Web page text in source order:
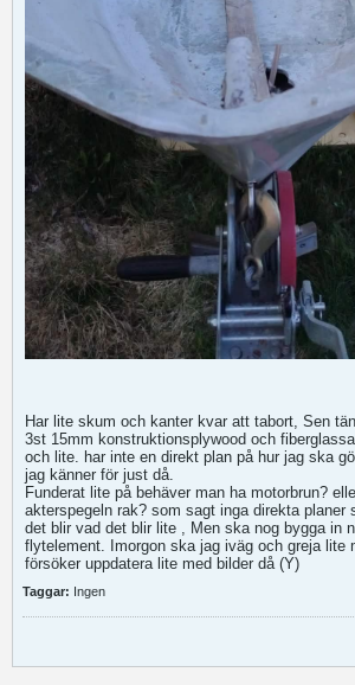
Har lite skum och kanter kvar att tabort, Sen
3st 15mm konstruktionsplywood och
och lite. har inte en direkt plan på hur jag ska
jag känner för just då.
Funderat lite på behäver man ha motorbrun?
akterspegeln rak? som sagt inga direkta planer
det blir vad det blir lite
, Men ska nog bygga in
flytelement. Imorgon ska jag iväg och greja lite
försöker uppdatera lite med bilder då (Y)
Taggar: Ingen